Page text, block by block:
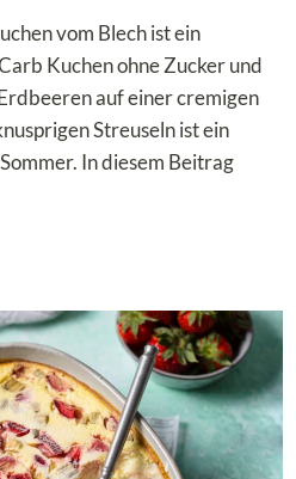
vom Blech ist ein
Kuchen ohne Zucker und
auf einer cremigen
Streuseln ist ein
In diesem Beitrag